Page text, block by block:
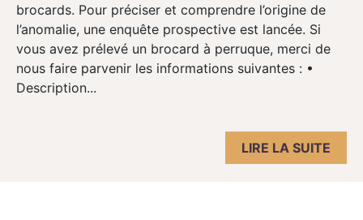
brocards. Pour préciser et comprendre l’origine de
l’anomalie, une enquête prospective est lancée. Si
vous avez prélevé un brocard à perruque, merci de
nous faire parvenir les informations suivantes : •
Description...
LIRE LA SUITE